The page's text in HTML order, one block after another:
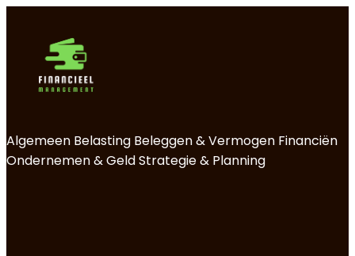
Algemeen Belasting Beleggen & Vermogen Financiën
Ondernemen & GeldStrategie & Planning